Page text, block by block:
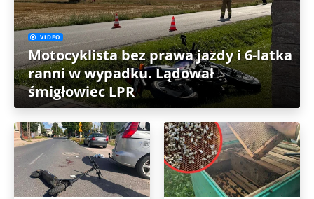
VIDEO
Motocyklista bez prawa jazdy i 6-latka
ranni w wypadku. Lądował
śmigłowiec LPR